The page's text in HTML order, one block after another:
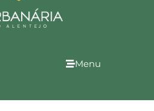
Menu